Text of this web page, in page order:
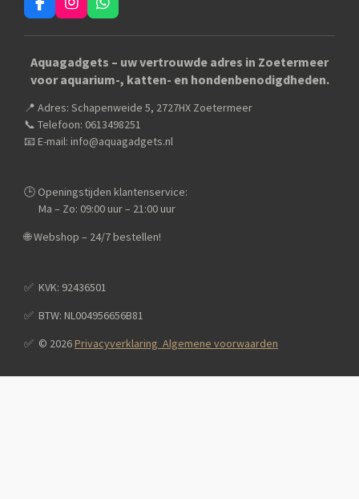
F
a
c
b
o
k
I
n
s
a
g
a
m
W
h
a
s
A
p
Aquagadgets – uw vertrouwde adres in Zoetermeer
voor aquarium-, katten- en hondenbenodigdheden.
📍 Adres: Schapenweide 5, 2727HX Zoetermeer
📞 Telefoon: 0613498251
📧 E-mail: info@aquagadgets.nl
🕒 Openingstijden klantenservice:
Ma – Zo: 09:00 uur – 21:00 uur
🌐 Webshop – 24/7 bestellen!
✅️ KVK: 92436501
✅️ BTW: NL004956656B81
✅️ © 2026Privacyverklaring Algemene voorwaarden